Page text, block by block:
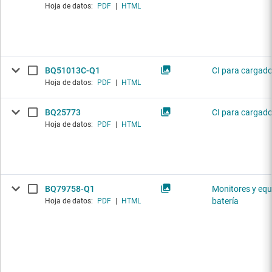
Hoja de datos: PDF HTML
BQ51013C-Q1
Hoja de datos: PDF HTML
CI para
BQ25773
Hoja de datos: PDF HTML
CI para
BQ79758-Q1
Hoja de datos: PDF HTML
Monitores y
batería